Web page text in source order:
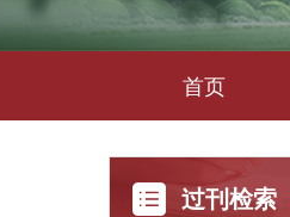
首页
过刊检索